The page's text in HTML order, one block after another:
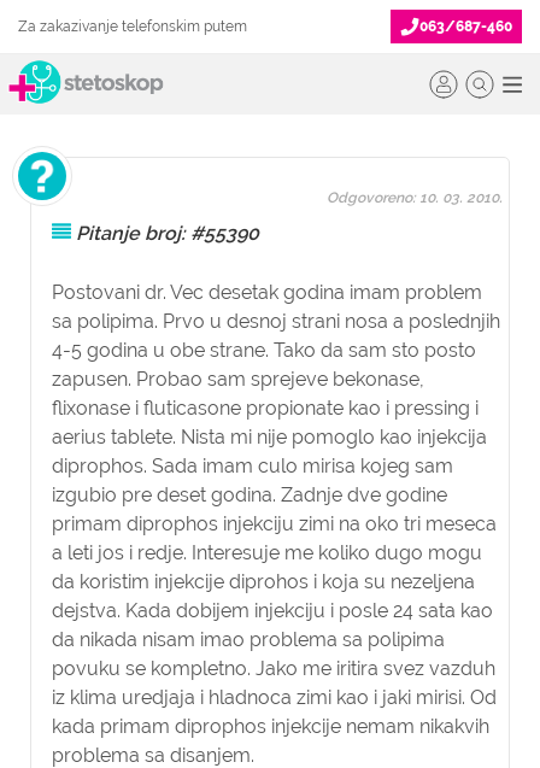
Za zakazivanje telefonskim putem 063/687-460
Pitanje broj: #55390
Postovani dr. Vec desetak godina imam problem
sa polipima. Prvo u desnoj strani nosa a poslednjih
4-5 godina u obe strane. Tako da sam sto posto
zapusen. Probao sam sprejeve bekonase,
flixonase i fluticasone propionate kao i pressing i
aerius tablete. Nista mi nije pomoglo kao injekcija
diprophos. Sada imam culo mirisa kojeg sam
izgubio pre deset godina. Zadnje dve godine
primam diprophos injekciju zimi na oko tri meseca
a leti jos i redje. Interesuje me koliko dugo mogu
da koristim injekcije diprohos i koja su nezeljena
dejstva. Kada dobijem injekciju i posle 24 sata kao
da nikada nisam imao problema sa polipima
povuku se kompletno. Jako me iritira svez vazduh
iz klima uredjaja i hladnoca zimi kao i jaki mirisi. Od
kada primam diprophos injekcije nemam nikakvih
problema sa disanjem.
Odgovoreno: 10. 03. 2010.